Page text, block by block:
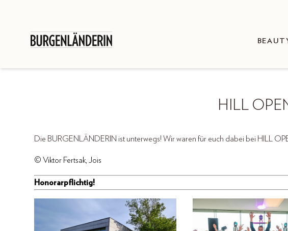
HILL
Die BURGENLÄNDERIN ist unterwegs! Wir waren für euch dabei bei HILL
© Viktor Fertsak, Jois
Honorarpflichtig!